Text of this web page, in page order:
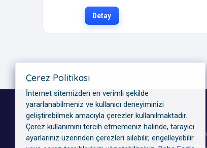
Detay
KATEGORILER
GEO Ajansları
Çerez Politikası
İnternet sitemizden en verimli şekilde
yararlanabilmeniz ve kullanıcı deneyiminizi
geliştirebilmek amacıyla çerezler kullanılmaktadır.
Çerez kullanımını tercih etmemeniz halinde, tarayıcı
ayarlarınız üzerinden çerezleri silebilir, engelleyebilir